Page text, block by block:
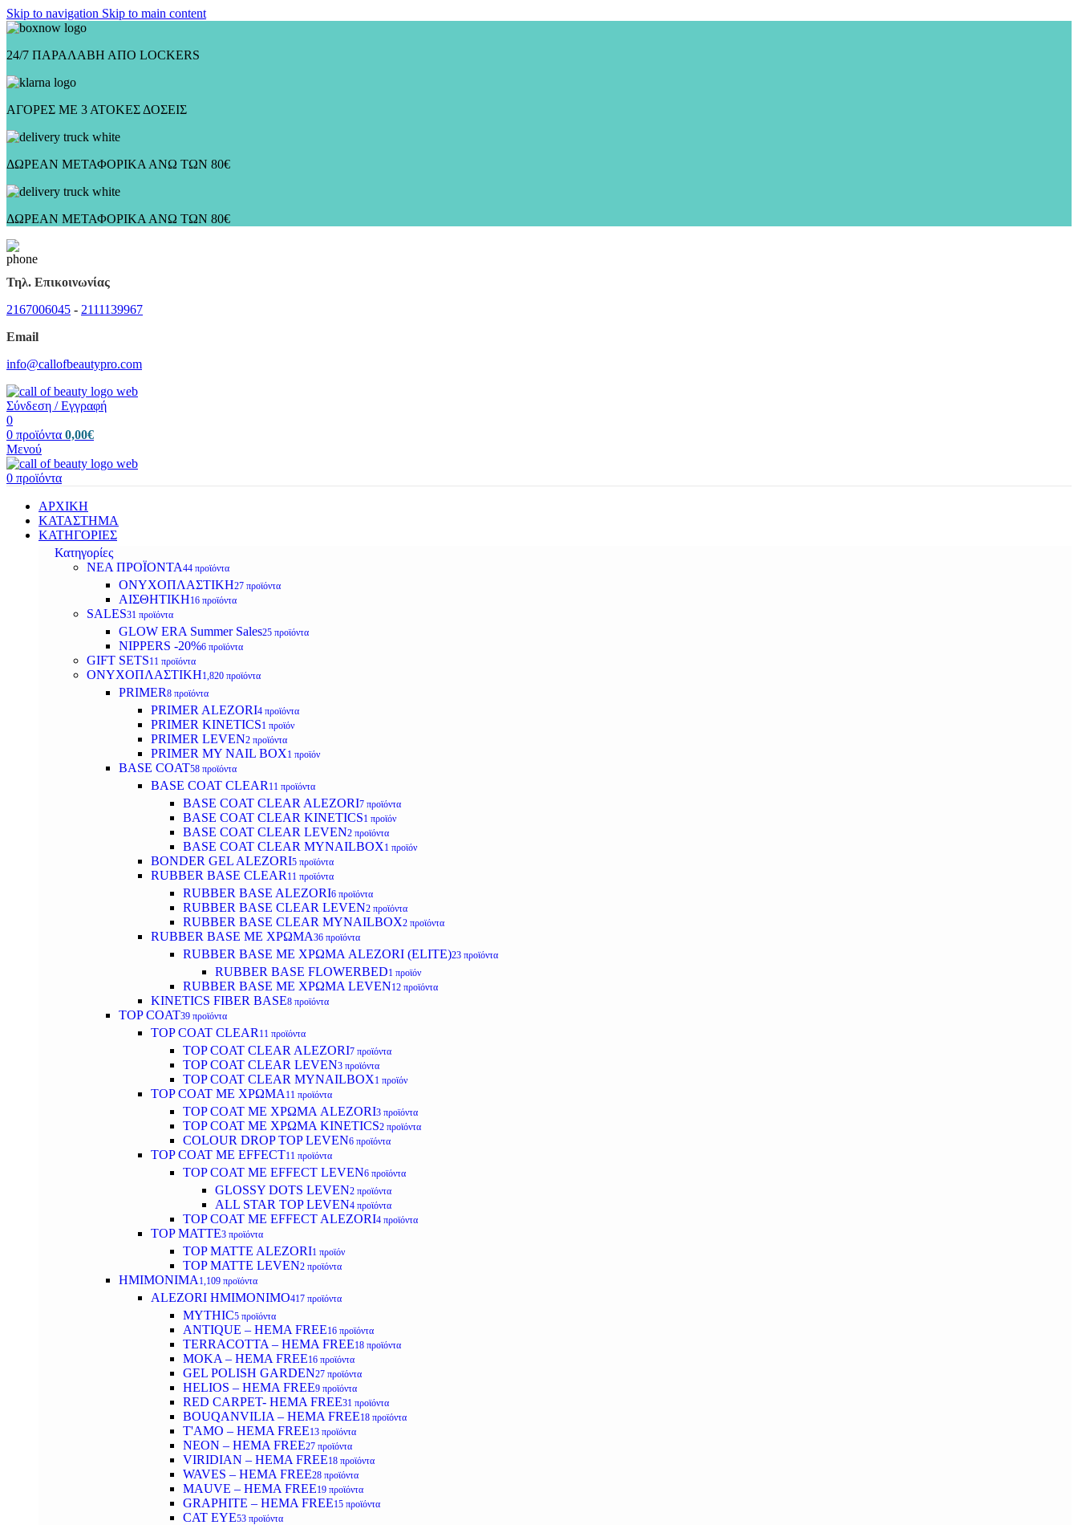
Skip to navigation Skip to main content
24/7 ΠΑΡΑΛΑΒΗ ΑΠΟ LOCKERS
ΑΓΟΡΕΣ ΜΕ 3 ΑΤΟΚΕΣ ΔΟΣΕΙΣ
ΔΩΡΕΑΝ ΜΕΤΑΦΟΡΙΚΑ ΑΝΩ ΤΩΝ 80€
ΔΩΡΕΑΝ ΜΕΤΑΦΟΡΙΚΑ ΑΝΩ ΤΩΝ 80€
Τηλ. Επικοινωνίας
2167006045 - 2111139967
Email
info@callofbeautypro.com
Σύνδεση / Εγγραφή
0
0 προϊόντα 0,00€
Μενού
0 προϊόντα
ΑΡΧΙΚΗ
ΚΑΤΑΣΤΗΜΑ
ΚΑΤΗΓΟΡΙΕΣ
Κατηγορίες
ΝΕΑ ΠΡΟΪΟΝΤΑ44 προϊόντα
ΟΝΥΧΟΠΛΑΣΤΙΚΗ27 προϊόντα
ΑΙΣΘΗΤΙΚΗ16 προϊόντα
SALES31 προϊόντα
GLOW ERA Summer Sales25 προϊόντα
NIPPERS -20%6 προϊόντα
GIFT SETS11 προϊόντα
ΟΝΥΧΟΠΛΑΣΤΙΚΗ1,820 προϊόντα
PRIMER8 προϊόντα
PRIMER ALEZORI4 προϊόντα
PRIMER KINETICS1 προϊόν
PRIMER LEVEN2 προϊόντα
PRIMER MY NAIL BOX1 προϊόν
BASE COAT58 προϊόντα
BASE COAT CLEAR 11 προϊόντα
BASE COAT CLEAR ALEZORI7 προϊόντα
BASE COAT CLEAR KINETICS1 προϊόν
BASE COAT CLEAR LEVEN2 προϊόντα
BASE COAT CLEAR MYNAILBOX1 προϊόν
BONDER GEL ALEZORI5 προϊόντα
RUBBER BASE CLEAR 11 προϊόντα
RUBBER BASE ALEZORI6 προϊόντα
RUBBER BASE CLEAR LEVEN2 προϊόντα
RUBBER BASE CLEAR MYNAILBOX2 προϊόντα
RUBBER BASE ΜΕ ΧΡΩΜΑ36 προϊόντα
RUBBER BASE ΜΕ ΧΡΩΜΑ ALEZORI (ELITE)23 προϊόντα
RUBBER BASE FLOWERBED1 προϊόν
RUBBER BASE ΜΕ ΧΡΩΜΑ LEVEN12 προϊόντα
KINETICS FIBER BASE8 προϊόντα
TOP COAT39 προϊόντα
TOP COAT CLEAR 11 προϊόντα
TOP COAT CLEAR ALEZORI7 προϊόντα
TOP COAT CLEAR LEVEN3 προϊόντα
TOP COAT CLEAR MYNAILBOX1 προϊόν
TOP COAT ΜΕ ΧΡΩΜΑ 11 προϊόντα
TOP COAT ΜΕ ΧΡΩΜΑ ALEZORI3 προϊόντα
TOP COAT ΜΕ ΧΡΩΜΑ KINETICS2 προϊόντα
COLOUR DROP TOP LEVEN6 προϊόντα
TOP COAT ΜΕ EFFECT11 προϊόντα
TOP COAT ME EFFECT LEVEN6 προϊόντα
GLOSSY DOTS LEVEN2 προϊόντα
ALL STAR TOP LEVEN4 προϊόντα
TOP COAT ME EFFECT ALEZORI4 προϊόντα
TOP MATTE3 προϊόντα
TOP MATTE ALEZORI1 προϊόν
TOP MATTE LEVEN2 προϊόντα
ΗΜΙΜΟΝΙΜΑ 1,109 προϊόντα
ALEZORI ΗΜΙΜΟΝΙΜΟ417 προϊόντα
MYTHIC5 προϊόντα
ANTIQUE – HEMA FREE16 προϊόντα
TERRACOTTA – HEMA FREE18 προϊόντα
MOKA – HEMA FREE16 προϊόντα
GEL POLISH GARDEN27 προϊόντα
HELIOS – HEMA FREE9 προϊόντα
RED CARPET- HEMA FREE31 προϊόντα
BOUQANVILIA – HEMA FREE18 προϊόντα
T'AMO – HEMA FREE13 προϊόντα
NEON – HEMA FREE27 προϊόντα
VIRIDIAN – HEMA FREE18 προϊόντα
WAVES – HEMA FREE28 προϊόντα
MAUVE – HEMA FREE19 προϊόντα
GRAPHITE – HEMA FREE15 προϊόντα
CAT EYE53 προϊόντα